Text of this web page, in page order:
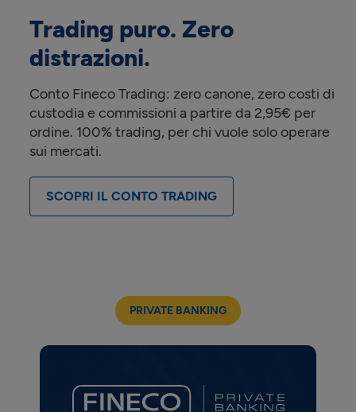
Trading puro. Zero
distrazioni.
Conto Fineco Trading: zero canone, zero costi di
custodia e commissioni a partire da 2,95€ per
ordine. 100% trading, per chi vuole solo operare
sui mercati.
SCOPRI IL CONTO TRADING
PRIVATE BANKING